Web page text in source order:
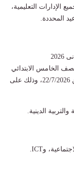
الإدارات التعليمية،
المحددة.
الخامس الابتدائي
(عام) وما يعادله من السبت 18/7/2026 حتى الإثنين 22/7/2026، وذلك على